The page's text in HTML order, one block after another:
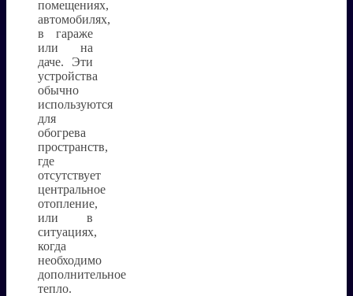
помещениях,
автомобилях,
в гараже
или на
даче. Эти
устройства
обычно
используются
для
обогрева
пространств,
где
отсутствует
центральное
отопление,
или в
ситуациях,
когда
необходимо
дополнительное
тепло.